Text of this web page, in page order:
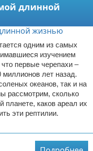
длинной
одним из самых
изучением
первые черепахи –
миллионов лет назад.
океанов, так и на
рассмотрим, сколько
планете, каков ареал их
эти рептилии.